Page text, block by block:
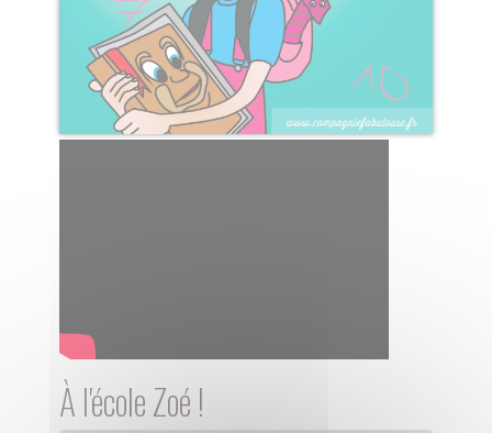
À l'école Zoé !